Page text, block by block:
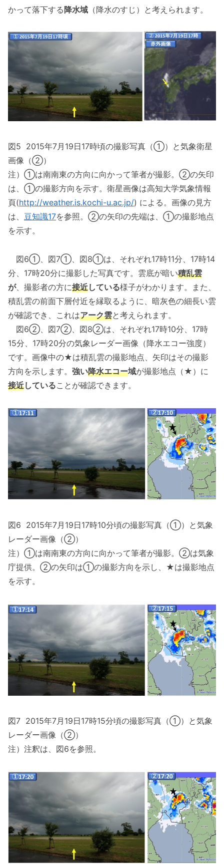
かって落下する降水域 （降水のすじ）と考えられます。
図5 2015年7月19日17時頃の撮影写真（①）と気象衛星
画像（②）
注）①は南南東の方向に向かって筆者が撮影。②の矢印
は、①の撮影方向を示す。衛星画像は高知大学気象情報
頁(http://weather.is.kochi-u.ac.jp/) による。画像の見方
は、 豆知識17を参照。②の矢印の先端は、①の撮影地点
を示す。
図6①、図7①、図8①は、それぞれ17時11分、17時14
分、17時20分に撮影した写真です。雲底が暗い積乱雲
が、撮影者の方に接近している様子がわかります。また、
積乱雲の前面下層付近を縁取るように、暗灰色の細長い雲
が確認でき、これはアーク雲と考えられます。
図6②、図7②、図8②は、それぞれ17時10分、17時
15分、17時20分の気象レーダー画像（降水エコー強度）
です。画像中の★は積乱雲の撮影地点、矢印はその撮影
方向を示します。 強い降水エコー域が撮影地点（★）に
接近していることが確認できます。
図6 2015年7月19日17時10分頃の撮影写真（①）と気象
レーダー画像（②）
注）①は南南東の方向に向かって筆者が撮影。②は気象
庁提供。②の矢印は①の撮影方向を示し、★は撮影地点
を示す。
図7 2015年7月19日17時15分頃の撮影写真（①）と気象
レーダー画像（②）
注）注釈は、図6を参照。